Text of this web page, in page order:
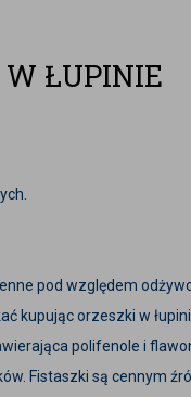
W ŁUPINIE
pod względem
kupując orzeszki w
polifenole i
Fistaszki są cennym